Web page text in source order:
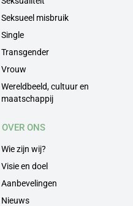
Seksueel misbruik
Single
Transgender
Vrouw
Wereldbeeld, cultuur en
maatschappij
OVER ONS
Wie zijn wij?
Visie en doel
Aanbevelingen
Nieuws